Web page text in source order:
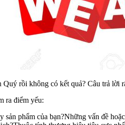
rồi không có kết quả? Câu trả lời
ra điểm yếu:
phẩm của bạn?Những vấn đề